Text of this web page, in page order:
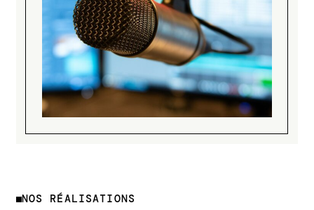
NOS RÉALISATIONS